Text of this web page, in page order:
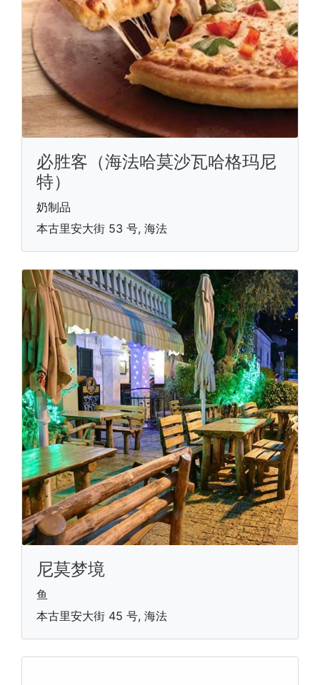
必胜客（海法哈莫沙瓦哈格玛尼
特）
奶制品
本古里安大街 53 号, 海法
尼莫梦境
鱼
本古里安大街 45 号, 海法